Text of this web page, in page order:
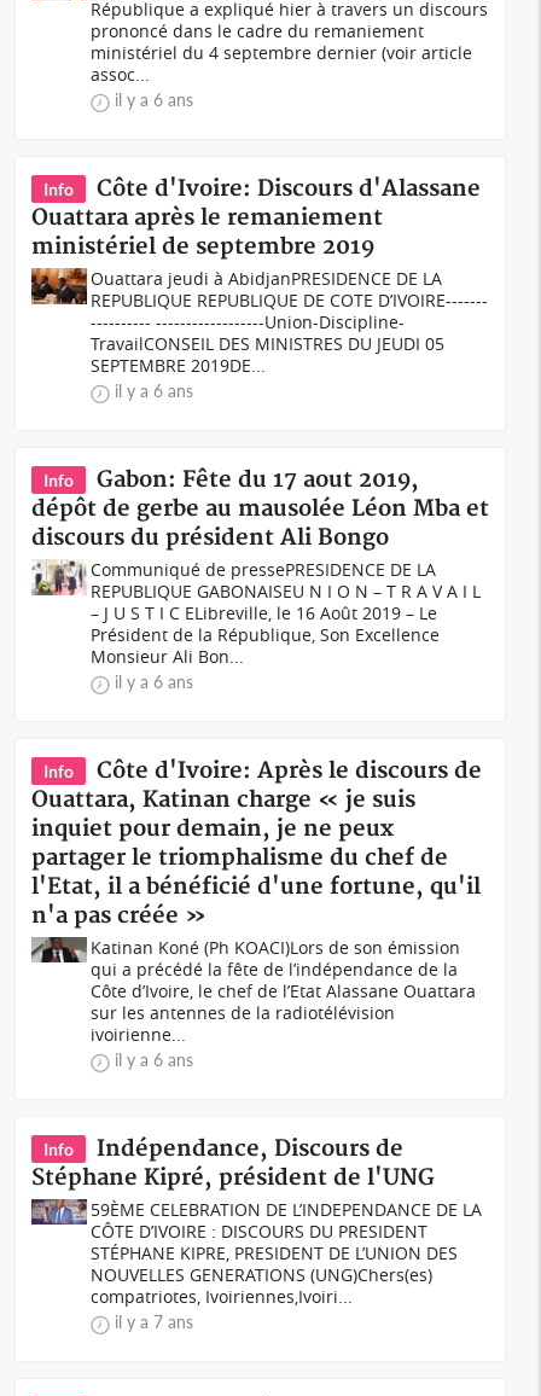
République a expliqué hier à travers un discours
prononcé dans le cadre du remaniement
ministériel du 4 septembre dernier (voir article
assoc...
il y a 6 ans
Info
Côte d'Ivoire: Discours d'Alassane
Ouattara après le remaniement
ministériel de septembre 2019
Ouattara jeudi à Abidjan PRESIDENCE DE LA
REPUBLIQUE REPUBLIQUE DE COTE D’IVOIRE-------
---------- ------------------Union-Discipline-
TravailCONSEIL DES MINISTRES DU JEUDI 05
SEPTEMBRE 2019DE...
il y a 6 ans
Info
Gabon: Fête du 17 aout 2019,
dépôt de gerbe au mausolée Léon Mba et
discours du président Ali Bongo
Communiqué de pressePRESIDENCE DE LA
REPUBLIQUE GABONAISEU N I O N – T R A V A I L
– J U S T I C ELibreville, le 16 Août 2019 – Le
Président de la République, Son Excellence
Monsieur Ali Bon...
il y a 6 ans
Info
Côte d'Ivoire: Après le discours de
Ouattara, Katinan charge « je suis
inquiet pour demain, je ne peux
partager le triomphalisme du chef de
l'Etat, il a bénéficié d'une fortune, qu'il
n'a pas créée »
Katinan Koné (Ph KOACI)Lors de son émission
qui a précédé la fête de l’indépendance de la
Côte d’Ivoire, le chef de l’Etat Alassane Ouattara
sur les antennes de la radiotélévision
ivoirienne...
il y a 6 ans
Info
Indépendance, Discours de
Stéphane Kipré, président de l'UNG
59ÈME CELEBRATION DE L’INDEPENDANCE DE LA
CÔTE D’IVOIRE : DISCOURS DU PRESIDENT
STÉPHANE KIPRE, PRESIDENT DE L’UNION DES
NOUVELLES GENERATIONS (UNG)Chers(es)
compatriotes, Ivoiriennes,Ivoiri...
il y a 7 ans